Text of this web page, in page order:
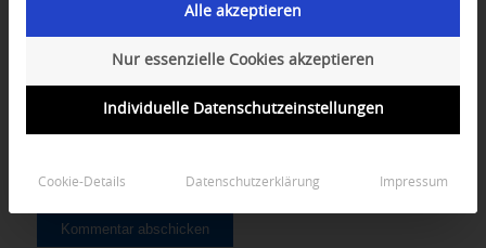
Alle akzeptieren
Nur essenzielle Cookies akzeptieren
Individuelle Datenschutzeinstellungen
Cookie-Details Datenschutzerklärung Impressum